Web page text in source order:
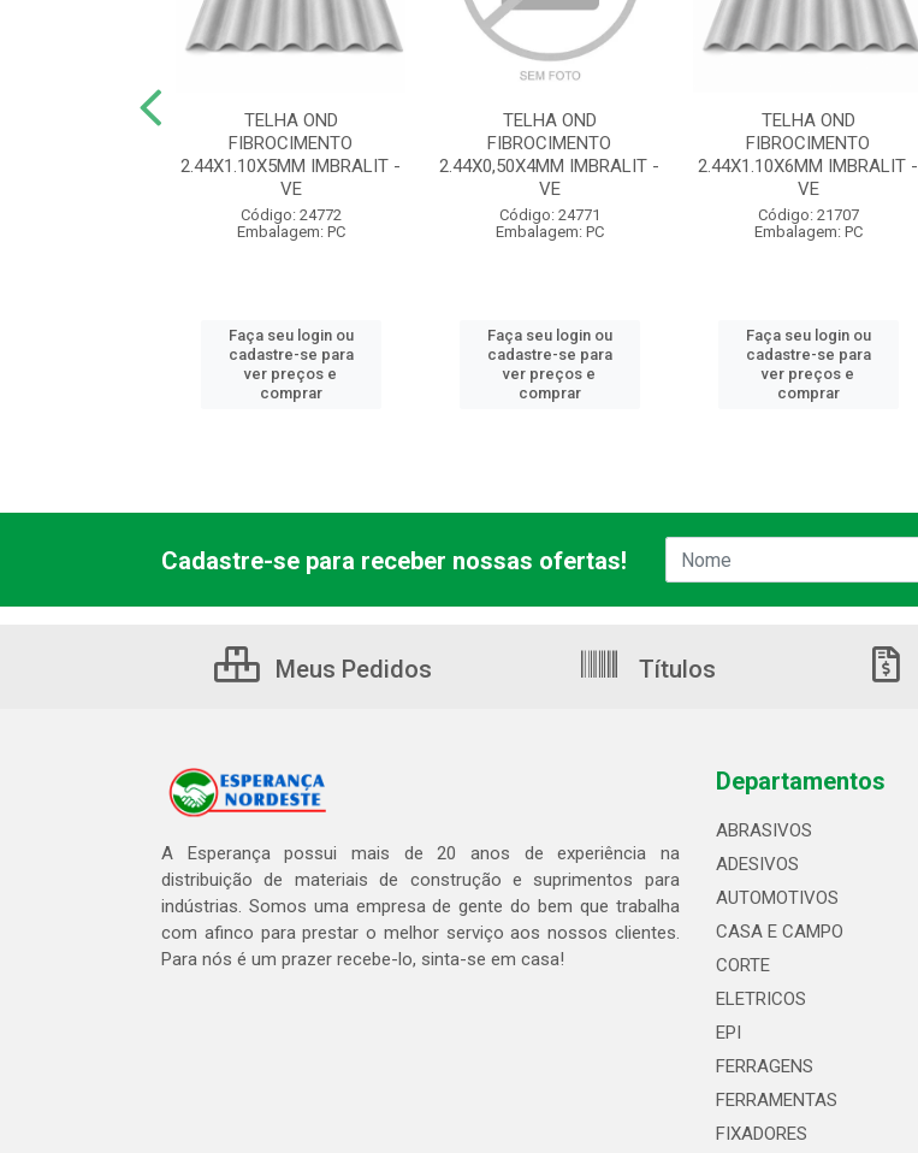
TELHA OND
FIBROCIMENTO
2.44X1.10X5MM IMBRALIT -
VE
Código: 24772
Embalagem: PC
Faça seu login ou
cadastre-se para
ver preços e
comprar
TELHA OND
FIBROCIMENTO
2.44X0,50X4MM IMBRALIT -
VE
Código: 24771
Embalagem: PC
Faça seu login ou
cadastre-se para
ver preços e
comprar
TELHA OND
FIBROCIMENTO
2.44X1.10X6MM IMBRALIT -
VE
Código: 21707
Embalagem: PC
Faça seu login ou
cadastre-se para
ver preços e
comprar
Cadastre-se para receber nossas ofertas!
Meus Pedidos Títulos
A Esperança possui mais de 20 anos de experiência na
distribuição de materiais de construção e suprimentos para
indústrias. Somos uma empresa de gente do bem que trabalha
com afinco para prestar o melhor serviço aos nossos clientes.
Para nós é um prazer recebe-lo, sinta-se em casa!
Departamentos
ABRASIVOS
ADESIVOS
AUTOMOTIVOS
CASA E CAMPO
CORTE
ELETRICOS
EPI
FERRAGENS
FERRAMENTAS
FIXADORES